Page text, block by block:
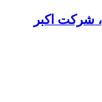
شرکت اکبر